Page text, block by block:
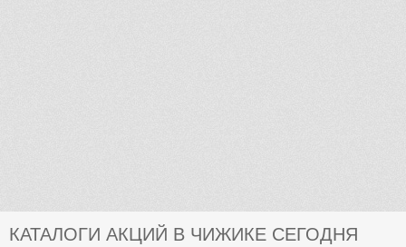
КАТАЛОГИ АКЦИЙ В ЧИЖИКЕ СЕГОДНЯ